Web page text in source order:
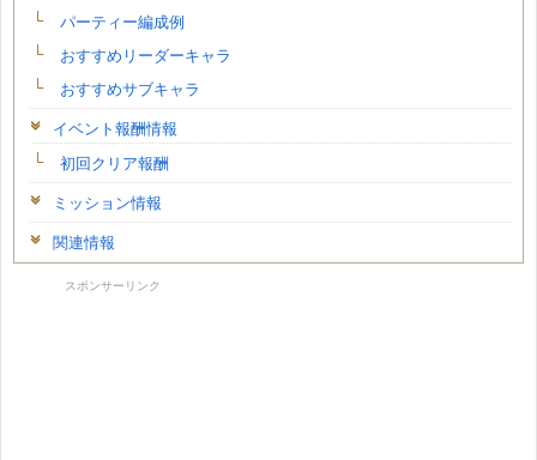
パーティー編成例
おすすめリーダーキャラ
おすすめサブキャラ
イベント報酬情報
初回クリア報酬
ミッション情報
関連情報
スポンサーリンク